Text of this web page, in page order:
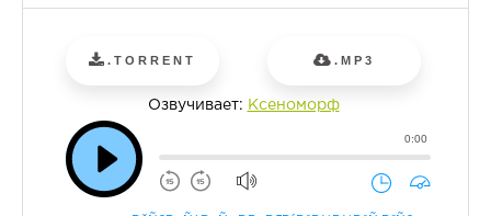
.TORRENT .MP3
Озвучивает: Ксеноморф
0:00